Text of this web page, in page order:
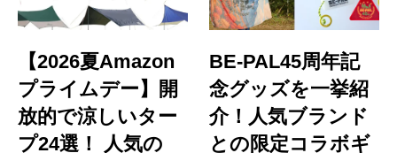
【2026夏Amazon
プライムデー】開
放的で涼しいター
プ24選！ 人気の
BE-PAL45周年記
念グッズを一挙紹
介！人気ブランド
との限定コラボギ